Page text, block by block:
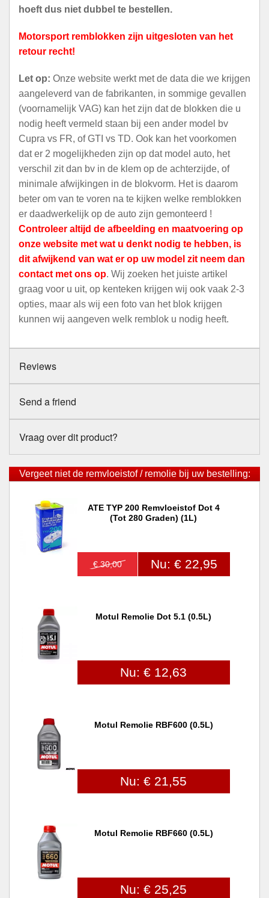
hoeft dus niet dubbel te bestellen.
Motorsport remblokken zijn uitgesloten van het
retour recht!
Let op: Onze website werkt met de data die we krijgen
aangeleverd van de fabrikanten, in sommige gevallen
(voornamelijk VAG) kan het zijn dat de blokken die u
nodig heeft vermeld staan bij een ander model bv
Cupra vs FR, of GTI vs TD. Ook kan het voorkomen
dat er 2 mogelijkheden zijn op dat model auto, het
verschil zit dan bv in de klem op de achterzijde, of
minimale afwijkingen in de blokvorm. Het is daarom
beter om van te voren na te kijken welke remblokken
er daadwerkelijk op de auto zijn gemonteerd !
Controleer altijd de afbeelding en maatvoering op
onze website met wat u denkt nodig te hebben, is
dit afwijkend van wat er op uw model zit neem dan
contact met ons op. Wij zoeken het juiste artikel
graag voor u uit, op kenteken krijgen wij ook vaak 2-3
opties, maar als wij een foto van het blok krijgen
kunnen wij aangeven welk remblok u nodig heeft.
Reviews
Send a friend
Vraag over dit product?
Vergeet niet de remvloeistof / remolie bij uw bestelling:
ATE TYP 200 Remvloeistof Dot 4
(tot 280 Graden) (1L)
€ 30,00 Nu: € 22,95
Motul Remolie Dot 5.1 (0.5L)
Nu: € 12,63
Motul Remolie RBF600 (0.5L)
Nu: € 21,55
Motul Remolie RBF660 (0.5L)
Nu: € 25,25